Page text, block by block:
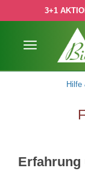
Hauptinhalt springen
Zur Suche springen
Zur 3+1
Hilfe
Erfahrung